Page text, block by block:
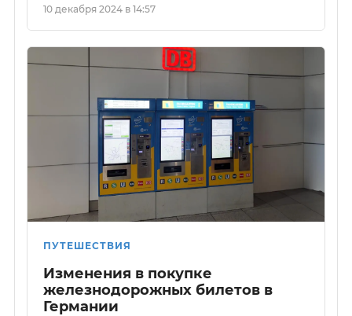
10 декабря 2024 в 14:57
ПУТЕШЕСТВИЯ
Изменения в покупке
железнодорожных билетов в
Германии